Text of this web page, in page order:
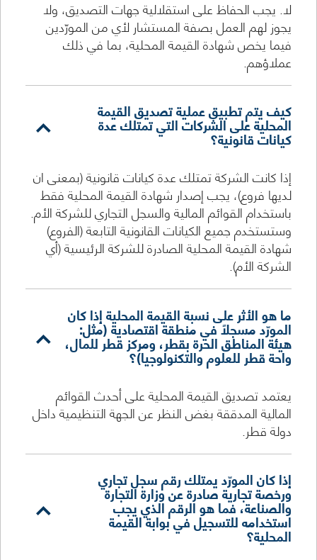
لا. يجب الحفاظ على استقلالية جهات التصديق، ولا
يجوز لهم العمل بصفة المستشار لأي من المورّدين
فيما يخص شهادة القيمة المحلية، بما في ذلك
عملاؤهم.
كيف يتم تطبيق عملية تصديق القيمة
المحلية على الشركات التي تمتلك عدة
كيانات قانونية؟
إذا كانت الشركة تمتلك عدة كيانات قانونية (بمعنى ان
لديها فروع)، يجب إصدار شهادة القيمة المحلية فقط
باستخدام القوائم المالية والسجل التجاري للشركة الأم.
وستستخدم جميع الكيانات القانونية التابعة (الفروع)
شهادة القيمة المحلية الصادرة للشركة الرئيسية (أي
الشركة الأم).
ما هو الأثر على نسبة القيمة المحلية إذا كان
المورّد مسجلاً في منطقة اقتصادية (مثل:
هيئة المناطق الحرة بقطر، ومركز قطر للمال،
واحة قطر للعلوم والتكنولوجيا)؟
يعتمد تصديق القيمة المحلية على أحدث القوائم
المالية المدققة بغض النظر عن الجهة التنظيمية داخل
دولة قطر.
إذا كان المورّد يمتلك رقم سجل تجاري
ورخصة تجارية صادرة عن وزارة التجارة
والصناعة، فما هو الرقم الذي يجب
استخدامه للتسجيل في بوابة القيمة
المحلية؟